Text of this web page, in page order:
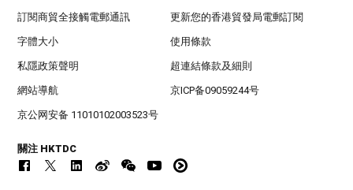
訂閱商貿全接觸電郵通訊 更新您的香港貿發局電郵訂閱
字體大小 使用條款
私隱政策聲明 超連結條款及細則
網站導航 京ICP备09059244号
京公网安备 11010102003523号
關注 HKTDC